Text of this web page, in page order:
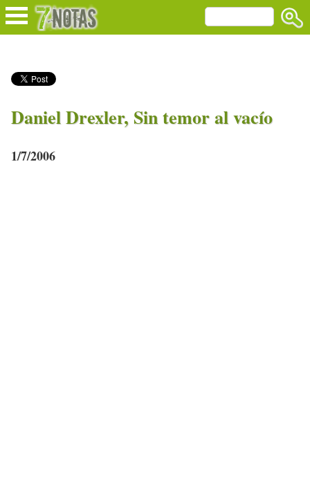
Daniel Drexler, Sin temor al vacío
1/7/2006